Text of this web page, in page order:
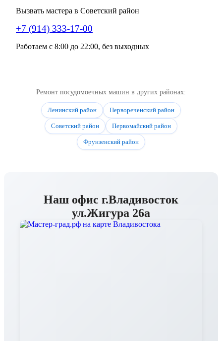
Вызвать мастера в Советский район
+7 (914) 333-17-00
Работаем с 8:00 до 22:00, без выходных
Ремонт посудомоечных машин в других районах:
Ленинский район Первореченский район
Советский район Первомайский район
Фрунзенский район
Наш офис г.Владивосток
ул.Жигура 26а